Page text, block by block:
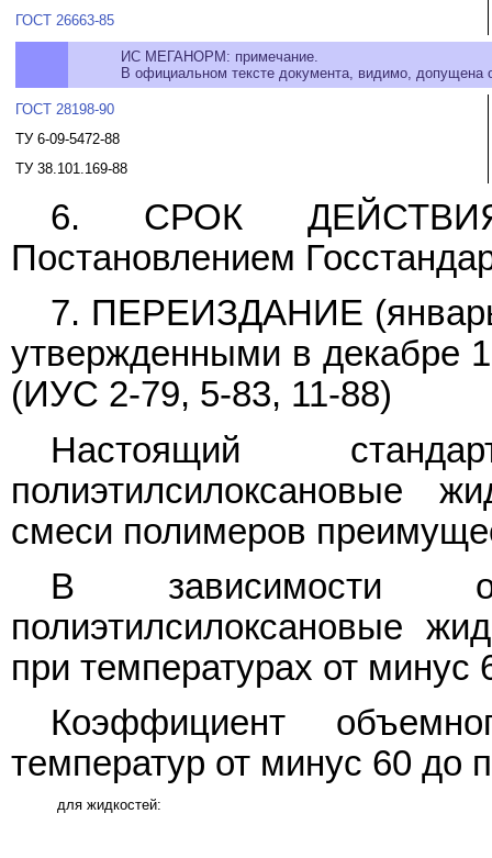
ГОСТ 26663-85
ИС МЕГАНОРМ: примечание.
В официальном тексте документа, видимо,
ГОСТ 28198-90
ТУ 6-09-5472-88
ТУ 38.101.169-88
6. СРОК
Постановлением
7. ПЕРЕИЗДАНИЕ
утвержденными в декабре
(ИУС 2-79, 5-83, 11-88)
Настоящий
полиэтилсилоксановые
смеси полимеров
В зависимости
полиэтилсилоксановые
при температурах от минус
Коэффициент
температур от минус 60 до
для жидкостей: